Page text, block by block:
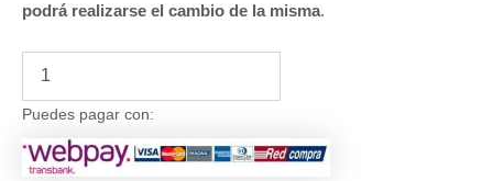
podrá realizarse el cambio de la misma.
Térmica
para
Premium
400
Puedes pagar con: